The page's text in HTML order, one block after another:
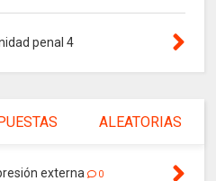
penal 4
ALEATORIAS
externa 0